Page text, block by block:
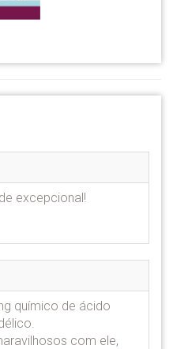
excepcional!
químico de ácido
com ele,